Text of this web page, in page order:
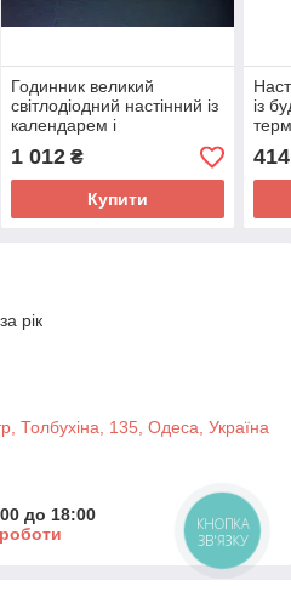
Годинник великий
світлодіодний настінний із
календарем і
1 012₴
Купити
із
414
рік
Толбухіна, 135, Одеса, Україна
до 18:00
КНОПКА
ЗВ'ЯЗКУ